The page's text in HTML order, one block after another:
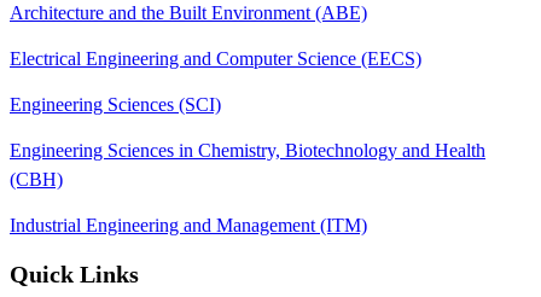
Architecture and the Built Environment (ABE)
Electrical Engineering and Computer Science (EECS)
Engineering Sciences (SCI)
Engineering Sciences in Chemistry, Biotechnology and Health
(CBH)
Industrial Engineering and Management (ITM)
Quick Links